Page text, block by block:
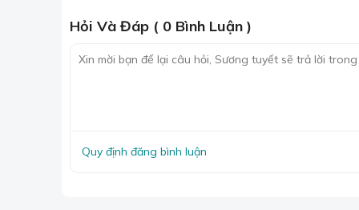
Hỏi Và Đáp ( 0 Bình Luận )
Quy định đăng bình luận